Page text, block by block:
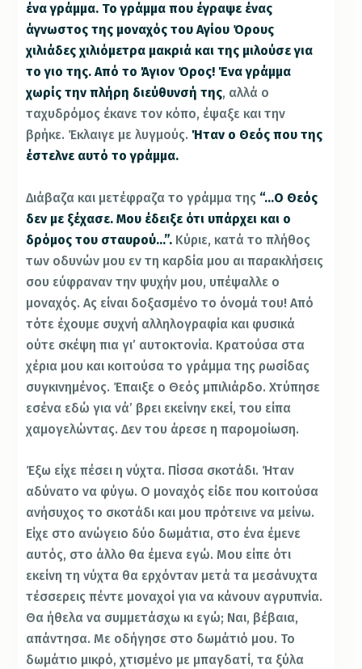
ένα γράμμα. Το γράμμα που έγραψε ένας
άγνωστος της μοναχός του Αγίου Όρους
χιλιάδες χιλιόμετρα μακριά και της μιλούσε για
το γιο της. Από το Άγιον Όρος! Ένα γράμμα
χωρίς την πλήρη διεύθυνσή της, αλλά ο
ταχυδρόμος έκανε τον κόπο, έψαξε και την
βρήκε. Έκλαιγε με λυγμούς. Ήταν ο Θεός που της
έστελνε αυτό το γράμμα.
Διάβαζα και μετέφραζα το γράμμα της “…Ο Θεός
δεν με ξέχασε. Μου έδειξε ότι υπάρχει και ο
δρόμος του σταυρού…”. Κύριε, κατά το πλήθος
των οδυνών μου εν τη καρδία μου αι παρακλήσεις
σου εύφραναν την ψυχήν μου, υπέψαλλε ο
μοναχός. Ας είναι δοξασμένο το όνομά του! Από
τότε έχουμε συχνή αλληλογραφία και φυσικά
ούτε σκέψη πια γι’ αυτοκτονία. Κρατούσα στα
χέρια μου και κοιτούσα το γράμμα της ρωσίδας
συγκινημένος. Έπαιξε ο Θεός μπιλιάρδο. Χτύπησε
εσένα εδώ για νά’ βρει εκείνην εκεί, του είπα
χαμογελώντας. Δεν του άρεσε η παρομοίωση.
Έξω είχε πέσει η νύχτα. Πίσσα σκοτάδι. Ήταν
αδύνατο να φύγω. Ο μοναχός είδε που κοιτούσα
ανήσυχος το σκοτάδι και μου πρότεινε να μείνω.
Είχε στο ανώγειο δύο δωμάτια, στο ένα έμενε
αυτός, στο άλλο θα έμενα εγώ. Μου είπε ότι
εκείνη τη νύχτα θα ερχόνταν μετά τα μεσάνυχτα
τέσσερεις πέντε μοναχοί για να κάνουν αγρυπνία.
Θα ήθελα να συμμετάσχω κι εγώ; Ναι, βέβαια,
απάντησα. Με οδήγησε στο δωμάτιό μου. Το
δωμάτιο μικρό, χτισμένο με μπαγδατί, τα ξύλα